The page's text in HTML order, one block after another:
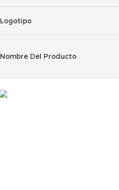
Logotipo
Nombre Del Producto